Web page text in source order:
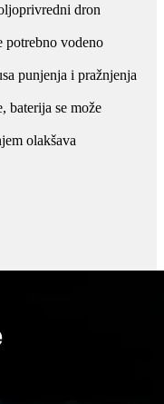
dron
potrebno vodeno
punjenja i pražnjenja
baterija se može
olakšava